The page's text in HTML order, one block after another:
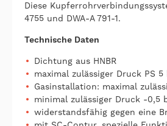
Diese
4755 und DWA-A 791-1.
Technische Daten
Dichtung aus HNBR
maximal zulässiger Druck PS 5
Gasinstallation: maximal
minimal zulässiger Druck -0,5
widerstandsfähig gegen eine